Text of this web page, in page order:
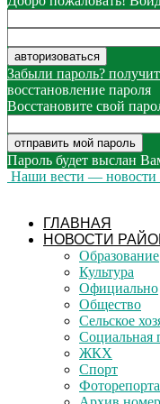
Забыли пароль?
восстановление пароля
Восстановите свой
Пароль будет выслан
Наши вести — новости
ГЛАВНАЯ
НОВОСТИ
Образование
Культура
Официально
Общество
Сельское
Социальная
ЖКХ
Спорт